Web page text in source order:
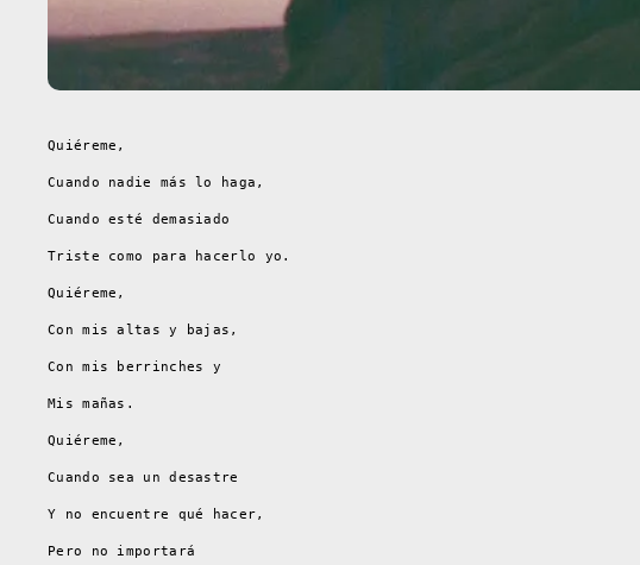
Quiéreme,
Cuando nadie más lo haga,
Cuando esté demasiado
Triste como para hacerlo yo.
Quiéreme,
Con mis altas y bajas,
Con mis berrinches y
Mis mañas.
Quiéreme,
Cuando sea un desastre
Y no encuentre qué hacer,
Pero no importará